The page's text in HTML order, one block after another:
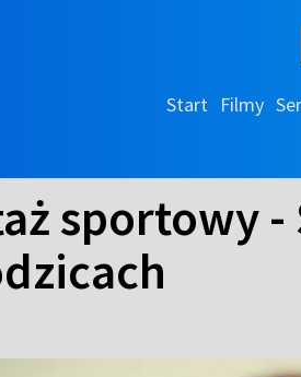
Start Filmy
sportowy